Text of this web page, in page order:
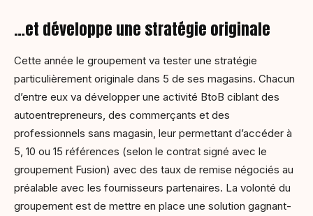
…et développe une stratégie originale
Cette année le groupement va tester une stratégie
particulièrement originale dans 5 de ses magasins. Chacun
d’entre eux va développer une activité BtoB ciblant des
autoentrepreneurs, des commerçants et des
professionnels sans magasin, leur permettant d’accéder à
5, 10 ou 15 références (selon le contrat signé avec le
groupement Fusion) avec des taux de remise négociés au
préalable avec les fournisseurs partenaires. La volonté du
groupement est de mettre en place une solution gagnant-